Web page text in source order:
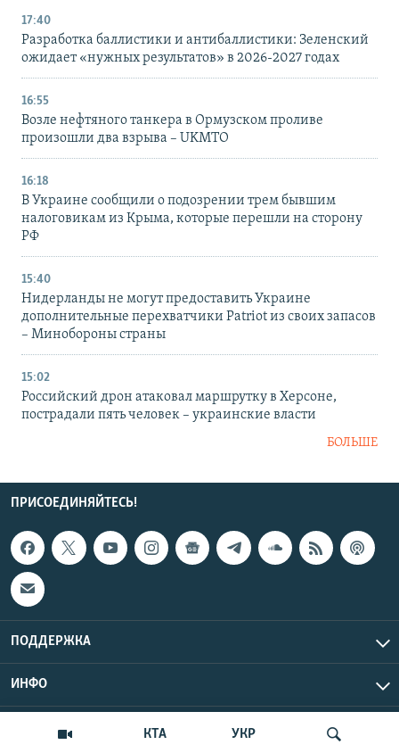
КТА УКР
17:40
Разработка баллистики и антибаллистики: Зеленский
ожидает «нужных результатов» в 2026-2027 годах
16:55
Возле нефтяного танкера в Ормузском проливе
произошли два взрыва – UKMTO
16:18
В Украине сообщили о подозрении трем бывшим
налоговикам из Крыма, которые перешли на сторону
РФ
15:40
Нидерланды не могут предоставить Украине
дополнительные перехватчики Patriot из своих запасов
– Минобороны страны
15:02
Российский дрон атаковал маршрутку в Херсоне,
пострадали пять человек – украинские власти
БОЛЬШЕ
ПРИСОЕДИНЯЙТЕСЬ!
ПОДДЕРЖКА
ИНФО
Copyright Крым.Реалии, 2026 | Все права защищены.
UTC+3